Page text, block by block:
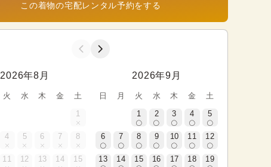
この着物の宅配レンタル予約をする
2026年8月
火 水 木 金
土
1
4 5 6 7 8
11 12 13 14 15
2026年9月
日 月 火 水 木 金
土
1
2 3 4 5
6 7 8 9 10 11 12
13 14 15 16 17 18 19